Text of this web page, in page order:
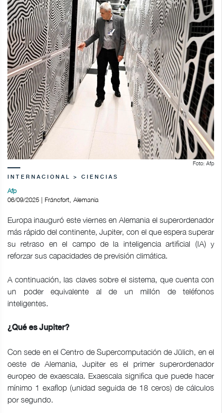
Foto: Afp
INTERNACIONAL > CIENCIAS
Afp
06/09/2025 | Fráncfort, Alemania
Europa inauguró este viernes en Alemania el superordenador
más rápido del continente, Jupiter, con el que espera superar
su retraso en el campo de la inteligencia artificial (IA) y
reforzar sus capacidades de previsión climática.
A continuación, las claves sobre el sistema, que cuenta con
un poder equivalente al de un millón de teléfonos
inteligentes.
¿Qué es Jupiter?
Con sede en el Centro de Supercomputación de Jülich, en el
oeste de Alemania, Jupiter es el primer superordenador
europeo de exaescala. Exaescala significa que puede hacer
mínimo 1 exaflop (unidad seguida de 18 ceros) de cálculos
por segundo.